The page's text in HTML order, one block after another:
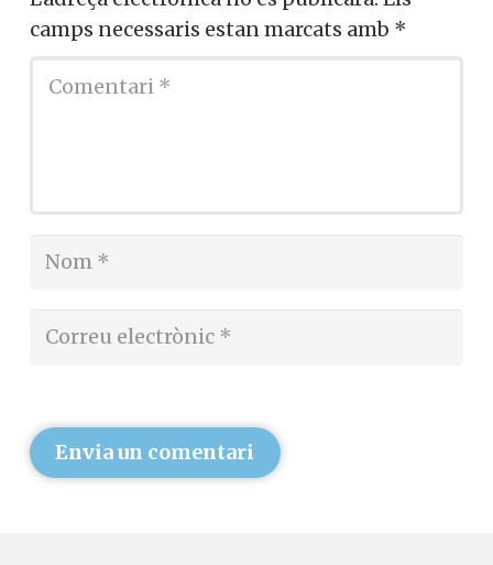
camps necessaris estan marcats amb *
Envia un comentari